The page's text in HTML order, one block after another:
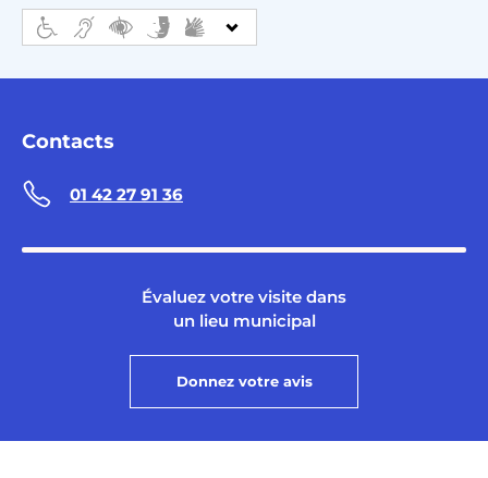
Contacts
01 42 27 91 36
Évaluez votre visite dans
un lieu municipal
Donnez votre avis